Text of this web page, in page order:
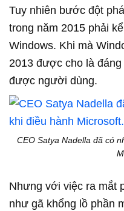
Tuy nhiên bước đột
trong năm 2015 phải
Windows. Khi mà
2013 được cho là
được người dùng.
CEO Satya Nadella đã có
Nhưng với việc ra mắt
như gã khổng lồ phần